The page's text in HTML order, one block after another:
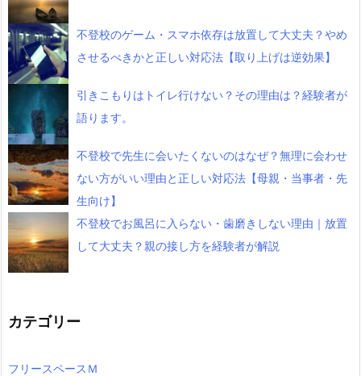
不登校のゲーム・スマホ依存は放置して大丈夫？やめ
させるべきかと正しい対応法【取り上げは逆効果】
引きこもりはトイレ行けない？その理由は？経験者が
語ります。
不登校で先生に会いたくないのはなぜ？無理に会わせ
ない方がいい理由と正しい対応法【母親・当事者・先
生向け】
不登校でお風呂に入らない・歯磨きしない理由｜放置
して大丈夫？親の接し方を経験者が解説
カテゴリー
フリースペースＭ